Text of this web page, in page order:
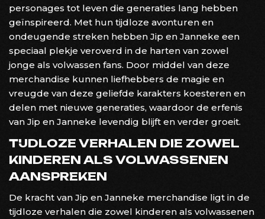
personages tot leven die generaties lang hebben
geïnspireerd. Met hun tijdloze avonturen en
ondeugende streken hebben Jip en Janneke een
speciaal plekje veroverd in de harten van zowel
jonge als volwassen fans. Door middel van deze
merchandise kunnen liefhebbers de magie en
vreugde van deze geliefde karakters koesteren en
delen met nieuwe generaties, waardoor de erfenis
van Jip en Janneke levendig blijft en verder groeit.
TIJDLOZE VERHALEN DIE ZOWEL
KINDEREN ALS VOLWASSENEN
AANSPREKEN
De kracht van Jip en Janneke merchandise ligt in de
tijdloze verhalen die zowel kinderen als volwassenen